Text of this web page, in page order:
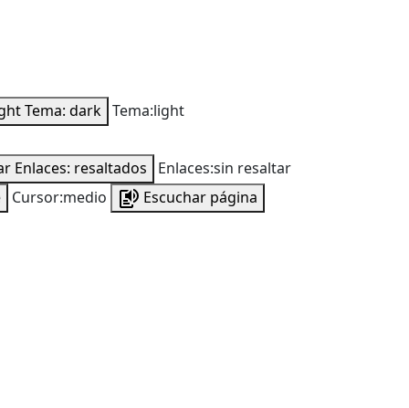
Tema: dark Tema:light
Enlaces: resaltados
Enlaces:sin resaltar
Cursor:medio
Escuchar página